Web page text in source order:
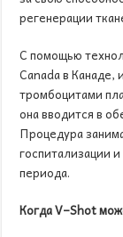
регенерации
С помощью
Canada в Канаде,
тромбоцитами
она вводится в
Процедура
госпитализации
периода.
КогдаV–Shot